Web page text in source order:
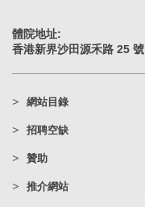
體院地址:
香港新界沙田源禾路 25
網站目錄
招聘空缺
贊助
推介網站